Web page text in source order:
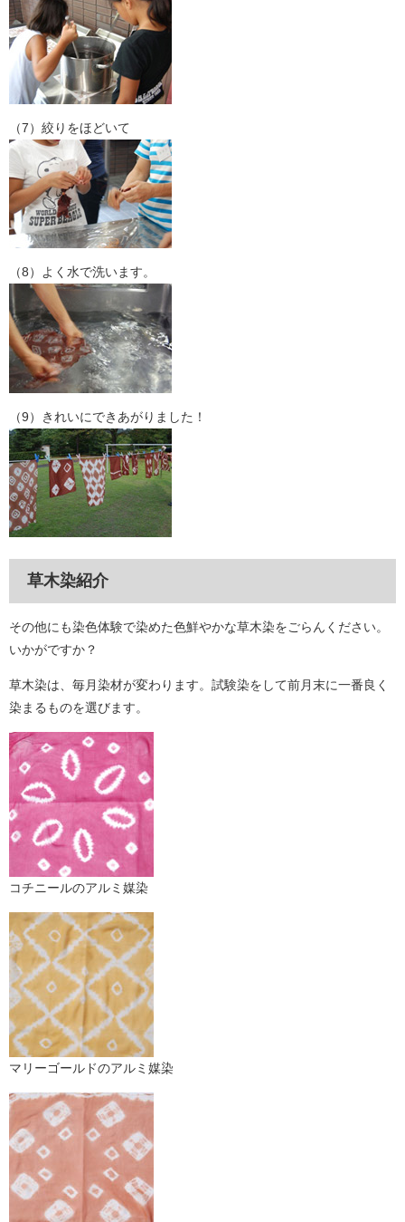
（7）絞りをほどいて
（8）よく水で洗います。
（9）きれいにできあがりました！
草木染紹介
その他にも染色体験で染めた色鮮やかな草木染をごらんください。
いかがですか？
草木染は、毎月染材が変わります。試験染をして前月末に一番良く
染まるものを選びます。
コチニールのアルミ媒染
マリーゴールドのアルミ媒染